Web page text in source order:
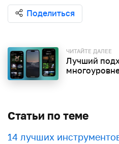
Поделиться
ЧИТАЙТЕ ДАЛЕЕ
Лучший
Статьи по теме
​​14 лучших